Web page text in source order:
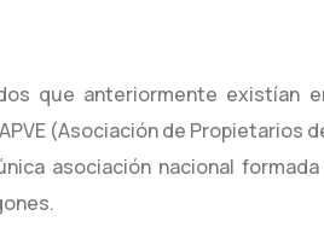
que anteriormente existían
(Asociación de Propietarios
asociación nacional